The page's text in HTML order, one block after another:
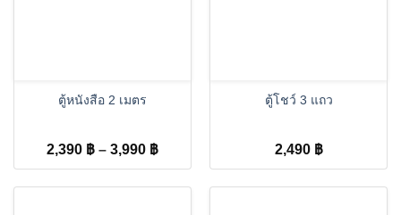
ตู้หนังสือ 2 เมตร
2,390 ฿ – 3,990 ฿Price
range:
ตู้โชว์ 3 แถว
2,490 ฿